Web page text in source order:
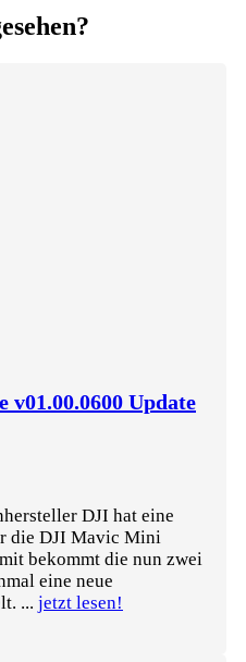
Update
DJI hat eine
die DJI Mavic Mini
bekommt die nun zwei
eine neue
... jetzt lesen!